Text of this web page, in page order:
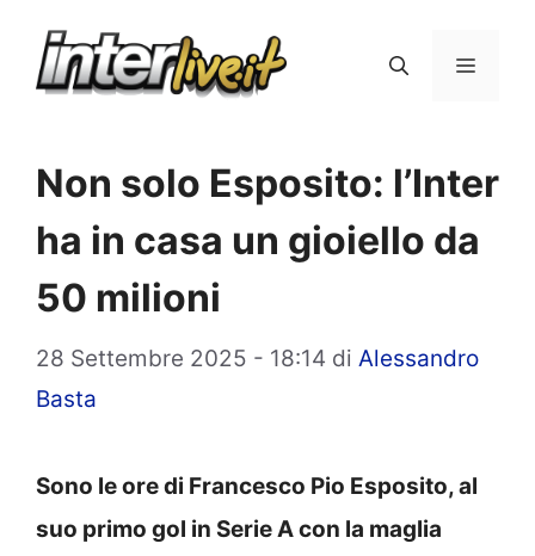
Menu
Non solo Esposito: l’Inter
ha in casa un gioiello da
50 milioni
28 Settembre 2025 - 18:14 di Alessandro
Basta
Sono le ore di Francesco Pio Esposito, al
suo primo gol in Serie A con la maglia